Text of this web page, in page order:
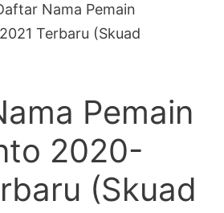
Nama Pemain
Terbaru (Skuad
Pemain
2020-
(Skuad